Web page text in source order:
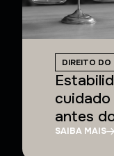
DIREITO DO
antes
SAIBA MAIS